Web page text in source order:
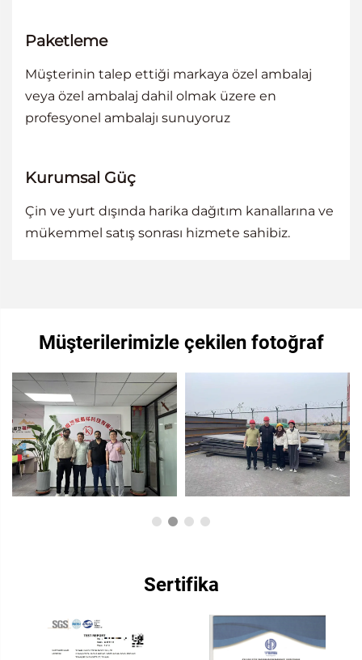
Paketleme
Müşterinin talep ettiği markaya özel ambalaj
veya özel ambalaj dahil olmak üzere en
profesyonel ambalajı sunuyoruz
Kurumsal Güç
Çin ve yurt dışında harika dağıtım kanallarına ve
mükemmel satış sonrası hizmete sahibiz.
Müşterilerimizle çekilen fotoğraf
Sertifika